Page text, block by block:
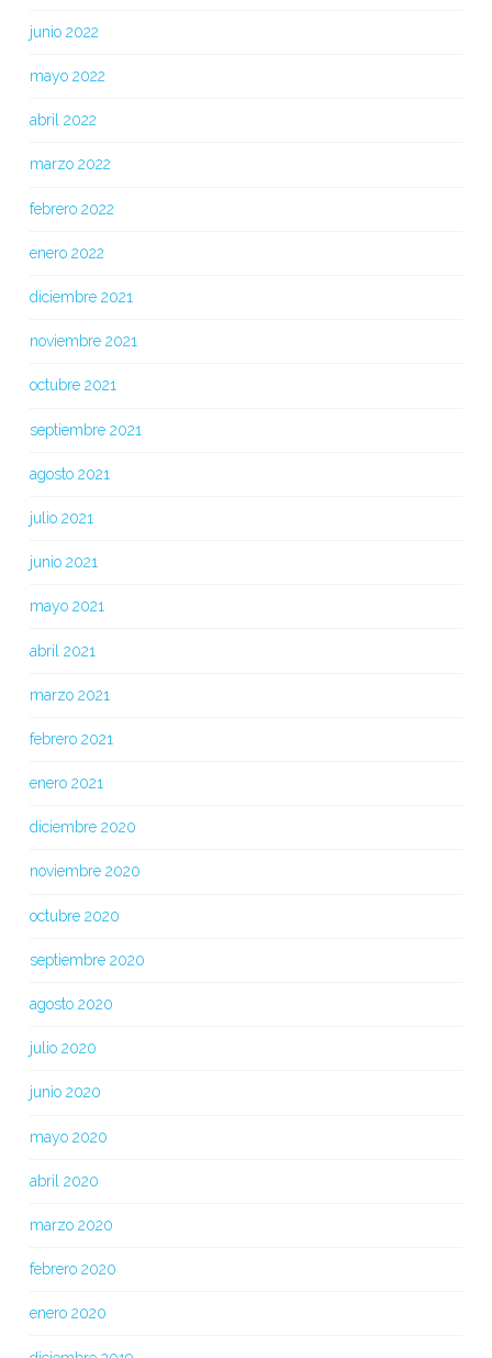
junio 2022
mayo 2022
abril 2022
marzo 2022
febrero 2022
enero 2022
diciembre 2021
noviembre 2021
octubre 2021
septiembre 2021
agosto 2021
julio 2021
junio 2021
mayo 2021
abril 2021
marzo 2021
febrero 2021
enero 2021
diciembre 2020
noviembre 2020
octubre 2020
septiembre 2020
agosto 2020
julio 2020
junio 2020
mayo 2020
abril 2020
marzo 2020
febrero 2020
enero 2020